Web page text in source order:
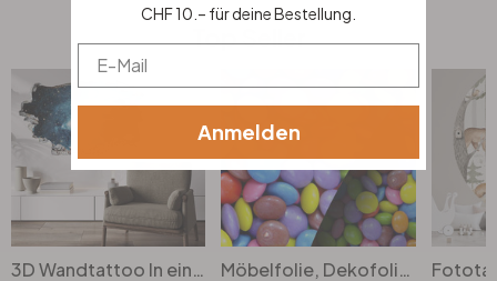
Top Seller
3D Wandtattoo In einer fernen Galaxie
Möbelfolie, Dekofolie - abwischbar - Bunte Schokolinsen
CHF 10.– für deine Bestellung.
Email
Anmelden